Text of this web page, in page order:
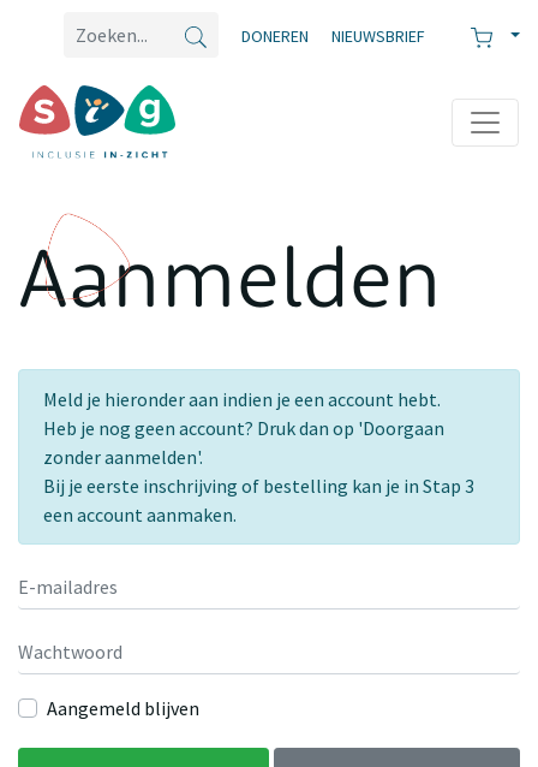
DONEREN NIEUWSBRIEF
Aanmelden
Meld je hieronder aan indien je een account hebt.
Heb je nog geen account? Druk dan op 'Doorgaan
zonder aanmelden'.
Bij je eerste inschrijving of bestelling kan je in Stap 3
een account aanmaken.
Aangemeld blijven